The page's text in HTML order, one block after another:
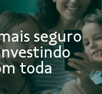
seguro
toda